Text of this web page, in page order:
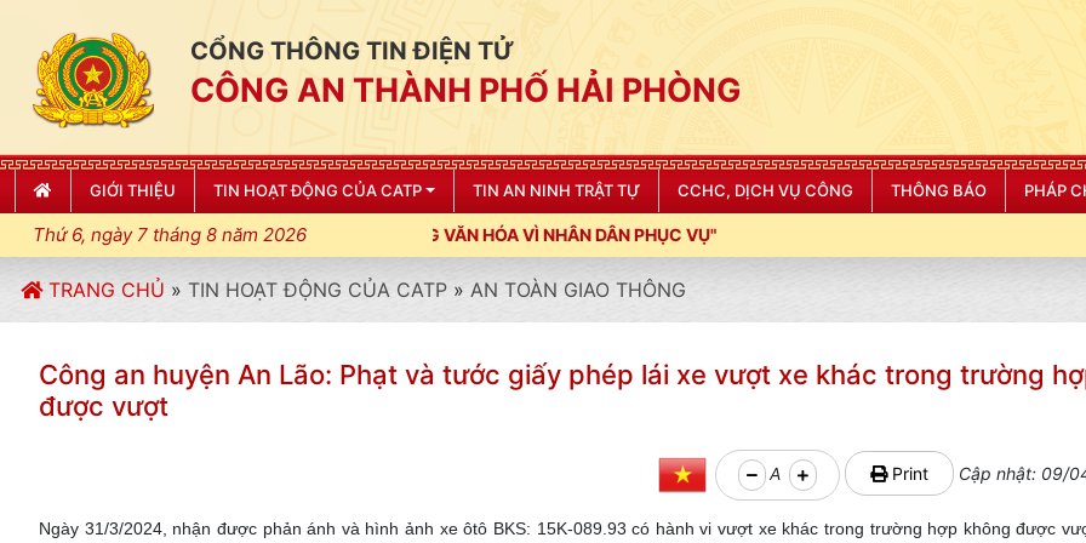
CỔNG THÔNG TIN ĐIỆN TỬ
CÔNG AN THÀNH PHỐ HẢI PHÒNG
GIỚI THIỆU TIN HOẠT ĐỘNG CỦA CATP TIN AN NINH TRẬT TỰ CCHC, DỊCH VỤ CÔNG THÔNG BÁO PHÁP
Thứ 6, ngày 7 tháng 8 năm 2026
LỆNH; XÂY DỰNG NẾP SỐNG VĂN HÓA VÌ NHÂN DÂN PHỤC VỤ"
TRANG CHỦ » TIN HOẠT ĐỘNG CỦA CATP » AN TOÀN GIAO THÔNG
Công an huyện An Lão: Phạt và tước giấy phép lái xe vượt xe khác trong trường
được vượt
A Print Cập nhật: 09/
Ngày 31/3/2024, nhận được phản ánh và hình ảnh xe ôtô BKS: 15K-089.93 có hành vi vượt xe khác trong trường hợp không được